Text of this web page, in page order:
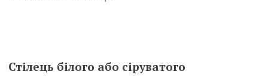
Стілець білого або сіруватого